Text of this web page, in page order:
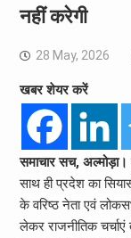
नहीं करेगी
28 May, 2026
खबर शेयर करें
समाचार सच, अल्मोड़ा।
साथ ही प्रदेश का
के वरिष्ठ नेता एवं
लेकर राजनीतिक